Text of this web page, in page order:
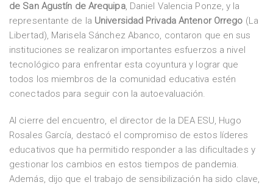
de San Agustín de Arequipa, Daniel Valencia Ponze, y la
representante de la Universidad Privada Antenor Orrego (La
Libertad), Marisela Sánchez Abanco, contaron que en sus
instituciones se realizaron importantes esfuerzos a nivel
tecnológico para enfrentar esta coyuntura y lograr que
todos los miembros de la comunidad educativa estén
conectados para seguir con la autoevaluación.
Al cierre del encuentro, el director de la DEA ESU, Hugo
Rosales García, destacó el compromiso de estos líderes
educativos que ha permitido responder a las dificultades y
gestionar los cambios en estos tiempos de pandemia.
Además, dijo que el trabajo de sensibilización ha sido clave,